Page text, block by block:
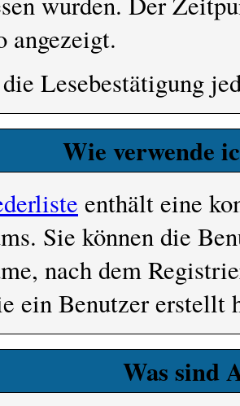
angezeigt.
Lesebestätigung
Wie verwende
enthält eine
Sie können die
nach dem
ein Benutzer erstellt
Was sind